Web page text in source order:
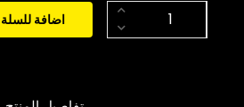
اضافة للسلة